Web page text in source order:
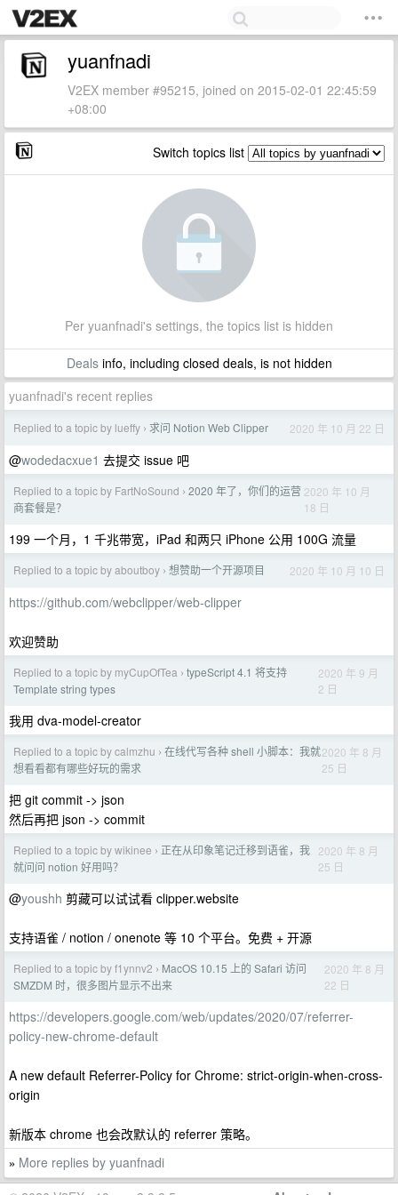
yuanfnadi
V2EX member #95215, joined on 2015-02-01 22:45:59
+08:00
Switch topics list
Per yuanfnadi's settings, the topics list is hidden
Dealsinfo, including closed deals, is not hidden
yuanfnadi's recent replies
Replied to a topic by lueffy › 求问 Notion Web Clipper 2020 年 10 月 22 日
@wodedacxue1 去提交 issue 吧
Replied to a topic by FartNoSound › 2020 年了，你们的运营
商套餐是？
2020 年 10 月
18 日
199 一个月，1 千兆带宽，iPad 和两只 iPhone 公用 100G 流量
Replied to a topic by aboutboy › 想赞助一个开源项目 2020 年 10 月 10 日
https://github.com/webclipper/web-clipper
欢迎赞助
Replied to a topic by myCupOfTea › typeScript 4.1 将支持
Template string types
2020 年 9 月
2 日
我用 dva-model-creator
Replied to a topic by calmzhu › 在线代写各种 shell 小脚本：我就
想看看都有哪些好玩的需求
2020 年 8 月
25 日
把 git commit -> json
然后再把 json -> commit
Replied to a topic by wikinee › 正在从印象笔记迁移到语雀，我
就问问 notion 好用吗？
2020 年 8 月
25 日
@youshh 剪藏可以试试看 clipper.website
支持语雀 / notion / onenote 等 10 个平台。免费 + 开源
Replied to a topic by f1ynnv2 › MacOS 10.15 上的 Safari 访问
SMZDM 时，很多图片显示不出来
2020 年 8 月
22 日
https://developers.google.com/web/updates/2020/07/referrer-
policy-new-chrome-default
A new default Referrer-Policy for Chrome: strict-origin-when-cross-
origin
新版本 chrome 也会改默认的 referrer 策略。
» More replies by yuanfnadi